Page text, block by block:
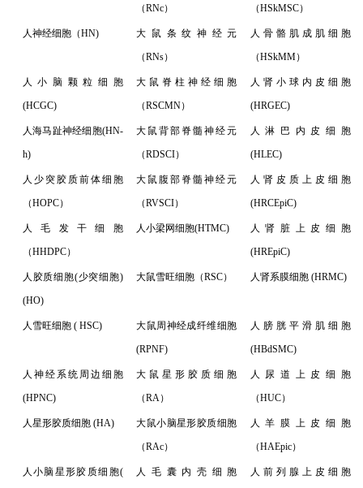
（RNc） （HSkMSC）
人神经细胞（HN) 大鼠条纹神经元
（RNs）
人骨骼肌成肌细胞
（HSkMM）
人小脑颗粒细胞
(HCGC)
大鼠脊柱神经细胞
（RSCMN）
人肾小球内皮细胞
(HRGEC)
人海马趾神经细胞(HN-
h)
大鼠背部脊髓神经元
（RDSCI）
人淋巴内皮细胞
(HLEC)
人少突胶质前体细胞
（HOPC）
大鼠腹部脊髓神经元
（RVSCI）
人肾皮质上皮细胞
(HRCEpiC)
人毛发干细胞
（HHDPC）
人小梁网细胞(HTMC) 人肾脏上皮细胞
(HREpiC)
人胶质细胞(少突细胞)
(HO)
大鼠雪旺细胞（RSC） 人肾系膜细胞 (HRMC)
人雪旺细胞 ( HSC) 大鼠周神经成纤维细胞
(RPNF)
人膀胱平滑肌细胞
(HBdSMC)
人神经系统周边细胞
(HPNC)
大鼠星形胶质细胞
（RA）
人尿道上皮细胞
（HUC）
人星形胶质细胞 (HA) 大鼠小脑星形胶质细胞
（RAc）
人羊膜上皮细胞
（HAEpic）
人小脑星形胶质细胞( 人毛囊内壳细胞 人前列腺上皮细胞